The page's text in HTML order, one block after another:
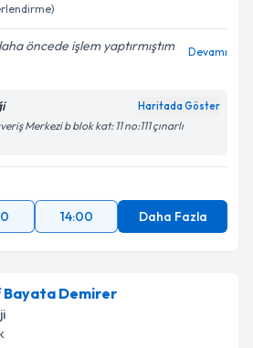
öncede işlem yaptırmıştım
Devamı
Haritada Göster
Merkezi b blok kat: 11 no:111 çınarlı
14:00 Daha Fazla
Bayata Demirer